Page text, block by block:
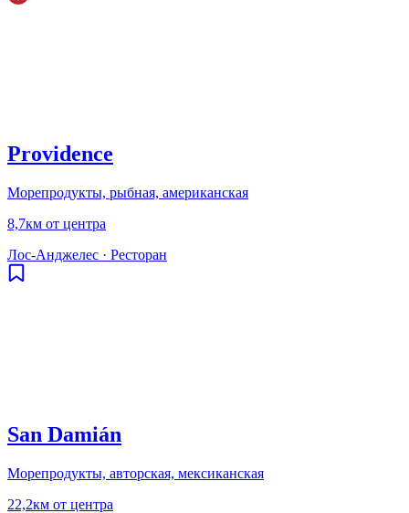
Providence
Морепродукты, рыбная, американская
8,7км от центра
Лос-Анджелес · Ресторан
San Damián
Морепродукты, авторская, мексиканская
22,2км от центра